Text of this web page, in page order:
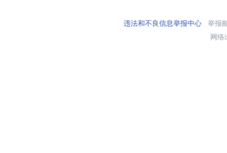
违法和不良信息举报中心举报
网